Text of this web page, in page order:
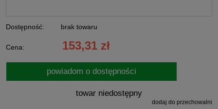
Dostępność: brak towaru
Cena: 153,31 zł
powiadom o dostępności
towar niedostępny
dodaj do przechowalni